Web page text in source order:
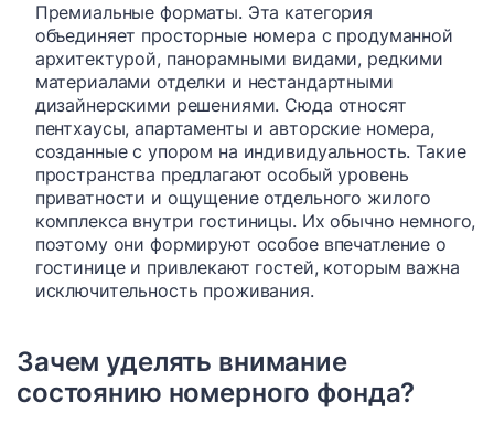
Премиальные форматы. Эта категория
объединяет просторные номера с продуманной
архитектурой, панорамными видами, редкими
материалами отделки и нестандартными
дизайнерскими решениями. Сюда относят
пентхаусы, апартаменты и авторские номера,
созданные с упором на индивидуальность. Такие
пространства предлагают особый уровень
приватности и ощущение отдельного жилого
комплекса внутри гостиницы. Их обычно немного,
поэтому они формируют особое впечатление о
гостинице и привлекают гостей, которым важна
исключительность проживания.
Зачем уделять внимание
состоянию номерного фонда?